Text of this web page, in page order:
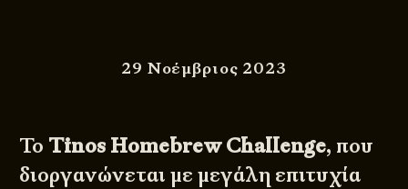
29 Νοέμβριος 2023
Το Tinos Homebrew Challenge, που
διοργανώνεται με μεγάλη επιτυχία